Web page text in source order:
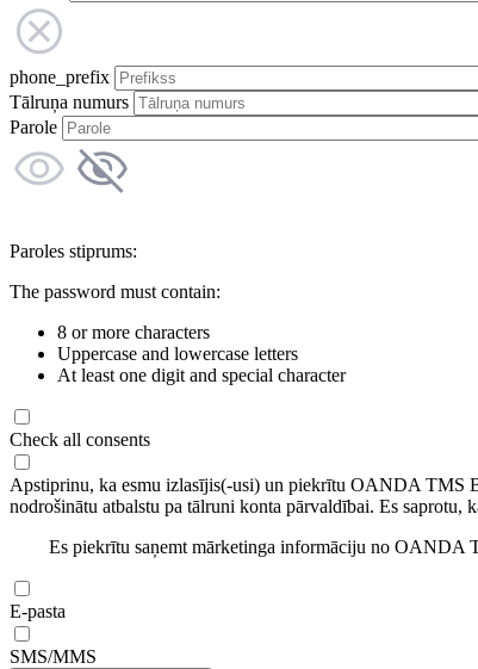
phone_prefix
Tālruņa numurs
Parole
Paroles stiprums:
The password must contain:
8 or more characters
Uppercase and lowercase letters
At least one digit and special character
Check all consents
Apstiprinu, ka esmu izlasījis(-usi) un piekrītu OANDA TMS
nodrošinātu atbalstu pa tālruni konta pārvaldībai. Es saprotu,
Es piekrītu saņemt mārketinga informāciju no OANDA
E-pasta
SMS/MMS